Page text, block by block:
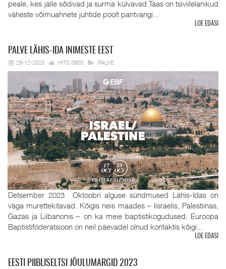
peale, kes jälle sõdivad ja surma külvavad.Taas on tsiviilelanikud
väheste võimuahnete juhtide poolt pantvangi...
LOE EDASI
PALVE LÄHIS-IDA INIMESTE EEST
28-12-2023 HITS:3803 PALVE
Detsember 2023 Oktoobri alguse sündmused Lähis-Idas on
väga murettekitavad. Kõigis neis maades – Iisraelis, Palestiinas,
Gazas ja Liibanonis – on ka meie baptistikogudused. Euroopa
Baptistiföderatsioon on neil päevadel olnud kontaktis kõigi...
LOE EDASI
EESTI PIIBLISELTSI JÕULUMARGID 2023